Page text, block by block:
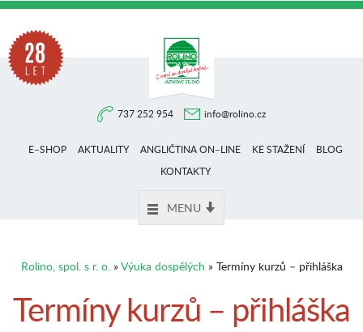
737 252 954 info@rolino.cz
E–SHOP AKTUALITY ANGLIČTINA ON–LINE KE STAŽENÍ
BLOG
KONTAKTY
MENU
Rolino, spol. s r. o.»Výuka dospělých » Termíny kurzů – přihláška
Termíny kurzů – přihláška